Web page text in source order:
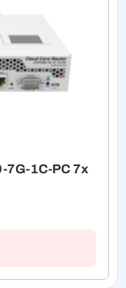
7G-1C-PC 7x